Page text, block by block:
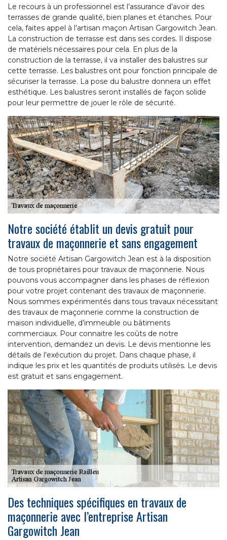
Le recours à un professionnel est l’assurance d’avoir des
terrasses de grande qualité, bien planes et étanches. Pour
cela, faites appel à l’artisan maçon Artisan Gargowitch Jean.
La construction de terrasse est dans ses cordes. Il dispose
de matériels nécessaires pour cela. En plus de la
construction de la terrasse, il va installer des balustres sur
cette terrasse. Les balustres ont pour fonction principale de
sécuriser la terrasse. La pose du balustre donnera un effet
esthétique. Les balustres seront installés de façon solide
pour leur permettre de jouer le rôle de sécurité.
Notre société établit un devis gratuit pour
travaux de maçonnerie et sans engagement
Notre société Artisan Gargowitch Jean est à la disposition
de tous propriétaires pour travaux de maçonnerie. Nous
pouvons vous accompagner dans les phases de réflexion
pour votre projet contenant des travaux de maçonnerie.
Nous sommes expérimentés dans tous travaux nécessitant
des travaux de maçonnerie comme la construction de
maison individuelle, d’immeuble ou bâtiments
commerciaux. Pour connaitre les coûts de notre
intervention, demandez un devis. Le devis mentionne les
détails de l’exécution du projet. Dans chaque phase, il
indique les prix et les quantités de produits utilisés. Le devis
est gratuit et sans engagement.
Des techniques spécifiques en travaux de
maçonnerie avec l’entreprise Artisan
Gargowitch Jean